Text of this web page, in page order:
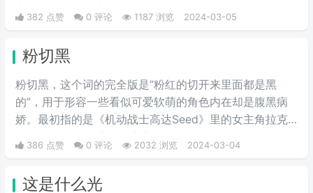
心中，高达是维护和平的象征，也是他渴望成为的存在。
偶列哇刚大木哒则是这句话的音译。
382 点赞 0 评论 1187 浏览 2024-03-05
粉切黑
粉切黑，这个词的完全版是“粉红的切开来里面都是黑
的”，用于形容一些看似可爱软萌的角色内在却是腹黑病
娇。最初指的是《机动战士高达Seed》里的女主角拉克
丝·克莱茵。这位著名的宇宙歌姬，PLANT星球前议长希
格尔之女有着可爱的外表和成熟的政治手腕。后来从她这
着粉色头发的美少女在可爱的外表下都隐藏着腹黑的本
386 点赞 0 评论 2032 浏览 2024-03-04
这是什么光